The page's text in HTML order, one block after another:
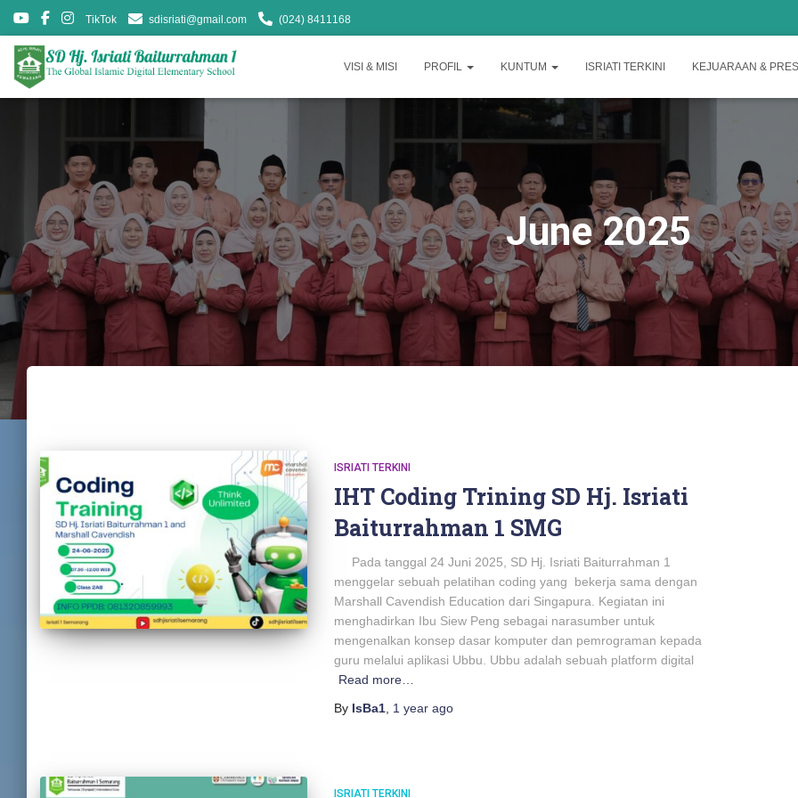
TikTok sdisriati@gmail.com (024) 8411168
VISI & MISI PROFIL KUNTUM ISRIATI TERKINI KEJUARAAN &
June 2025
ISRIATI TERKINI
IHT Coding Trining SD Hj. Isriati
Baiturrahman 1 SMG
Pada tanggal 24 Juni 2025, SD Hj. Isriati Baiturrahman 1
menggelar sebuah pelatihan coding yang bekerja sama dengan
Marshall Cavendish Education dari Singapura. Kegiatan ini
menghadirkan Ibu Siew Peng sebagai narasumber untuk
mengenalkan konsep dasar komputer dan pemrograman kepada
guru melalui aplikasi Ubbu. Ubbu adalah sebuah platform digital
Read more…
By IsBa1, 1 yearago
ISRIATI TERKINI